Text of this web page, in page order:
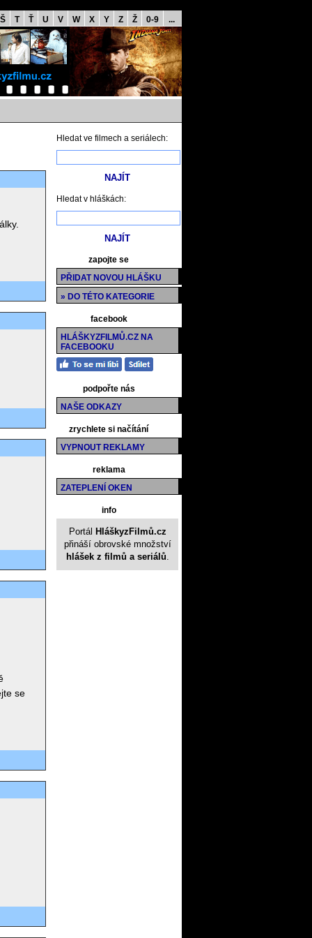
Š T Ť U V W X Y Z Ž 0-9 ...
se
Hledat ve filmech a seriálech:
Hledat v hláškách:
zapojte se
PŘIDAT NOVOU HLÁŠKU
» DO TÉTO KATEGORIE
facebook
HLÁŠKYZFILMŮ.CZ NA
FACEBOOKU
podpořte nás
NAŠE ODKAZY
zrychlete si načítání
VYPNOUT REKLAMY
reklama
ZATEPLENÍ OKEN
info
Portál HláškyzFilmů.cz
přináší obrovské množství
hlášek z filmů a seriálů.